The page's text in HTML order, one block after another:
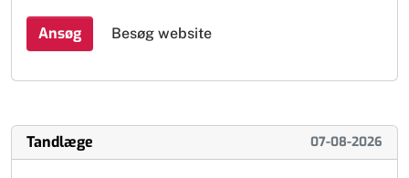
Ansøg Besøg website
Tandlæge 07-08-2026